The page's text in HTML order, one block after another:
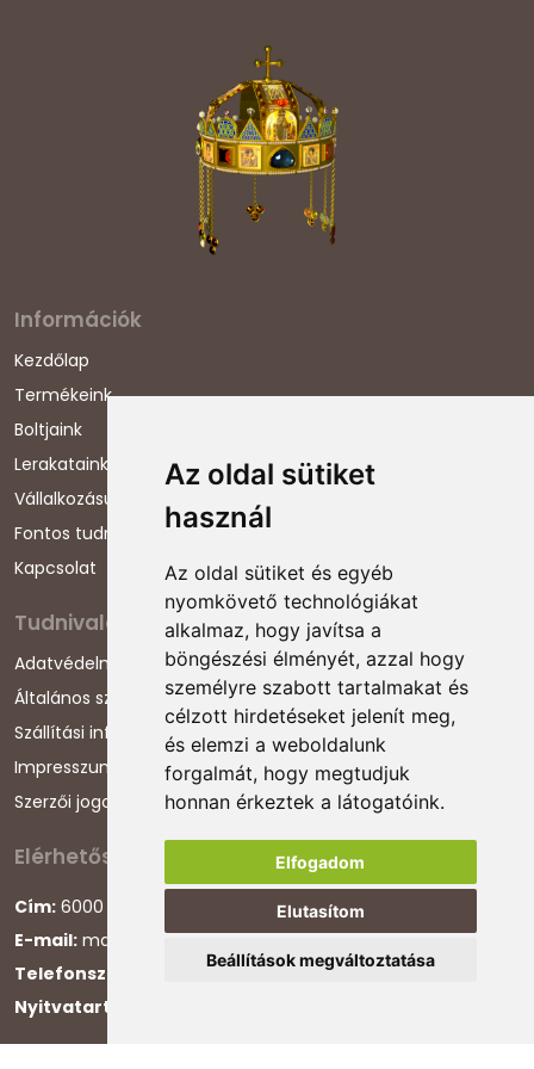
Az oldal sütiket
használ
Az oldal sütiket és egyéb
nyomkövető technológiákat
alkalmaz, hogy javítsa a
böngészési élményét, azzal hogy
személyre szabott tartalmakat és
célzott hirdetéseket jelenít meg,
és elemzi a weboldalunk
forgalmát, hogy megtudjuk
honnan érkeztek a látogatóink.
Elfogadom
Elutasítom
Beállítások megváltoztatása
Információk
Kezdőlap
Termékeink
Boltjaink
Lerakataink
Vállalkozásunkról
Fontos tudnivalók
Kapcsolat
Tudnivalók
Adatvédelmi nyilatkozat
Általános szerződési feltételek
Szállítási információk
Impresszum
Szerzői jogok
Elérhetőségeink
Cím: 6000 Kecskemét, Darázs utca 1.
E-mail: magyarcsaladellato@gmail.com
Telefonszám:
+36 30 868 88 75
Nyitvatartás: